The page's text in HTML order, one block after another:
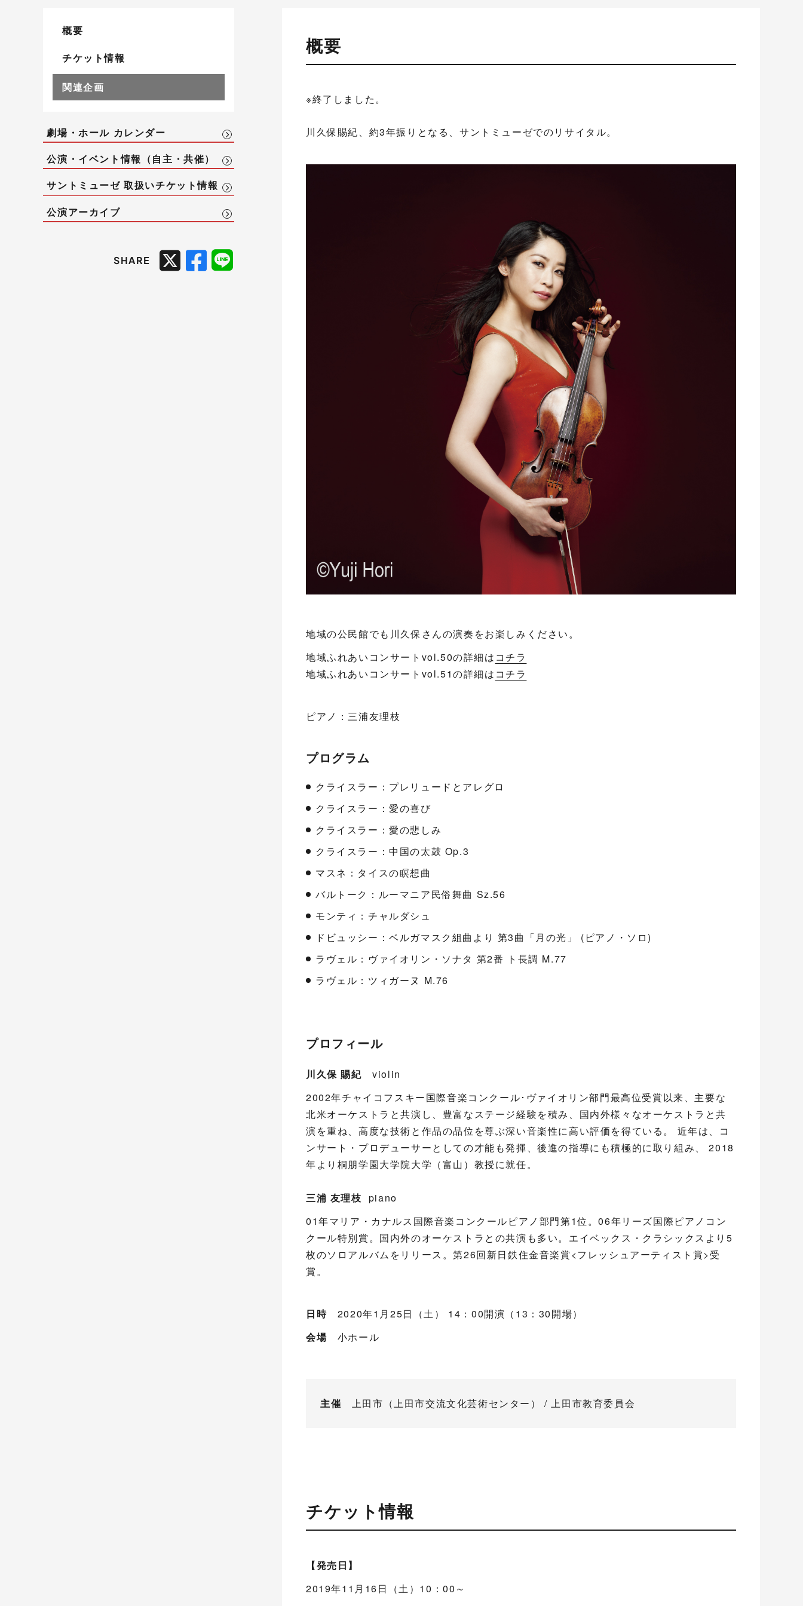
概要
チケット情報
関連企画
劇場・ホール カレンダー
公演・イベント情報（自主・共催）
サントミューゼ 取扱いチケット情報
公演アーカイブ
SHARE
概要
※終了しました。
川久保賜紀、約3年振りとなる、サントミューゼでのリサイタル。
地域の公民館でも川久保さんの演奏をお楽しみください。
地域ふれあいコンサートvol.50の詳細は コチラ
地域ふれあいコンサートvol.51の詳細は コチラ
ピアノ：三浦友理枝
プログラム
クライスラー：プレリュードとアレグロ
クライスラー：愛の喜び
クライスラー：愛の悲しみ
クライスラー：中国の太鼓 Op.3
マスネ：タイスの瞑想曲
バルトーク：ルーマニア民俗舞曲 Sz.56
モンティ：チャルダシュ
ドビュッシー：ベルガマスク組曲より 第3曲「月の光」 (ピアノ・ソロ)
ラヴェル：ヴァイオリン・ソナタ 第2番 ト長調 M.77
ラヴェル：ツィガーヌ M.76
プロフィール
川久保 賜紀 violin
2002年チャイコフスキー国際音楽コンクール･ヴァイオリン部門最高位受賞以来、主要な
北米オーケストラと共演し、豊富なステージ経験を積み、国内外様々なオーケストラと共
演を重ね、高度な技術と作品の品位を尊ぶ深い音楽性に高い評価を得ている。 近年は、コ
ンサート・プロデューサーとしての才能も発揮、後進の指導にも積極的に取り組み、 2018
年より桐朋学園大学院大学（富山）教授に就任。
三浦 友理枝 piano
01年マリア・カナルス国際音楽コンクールピアノ部門第1位。06年リーズ国際ピアノコン
クール特別賞。国内外のオーケストラとの共演も多い。エイベックス・クラシックスより5
枚のソロアルバムをリリース。第26回新日鉄住金音楽賞<フレッシュアーティスト賞>受
賞。
日時 2020年1月25日（土） 14：00開演（13：30開場）
会場 小ホール
主催 上田市（上田市交流文化芸術センター） / 上田市教育委員会
チケット情報
【発売日】
2019年11月16日（土）10：00～